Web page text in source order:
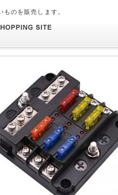
のを販売します。